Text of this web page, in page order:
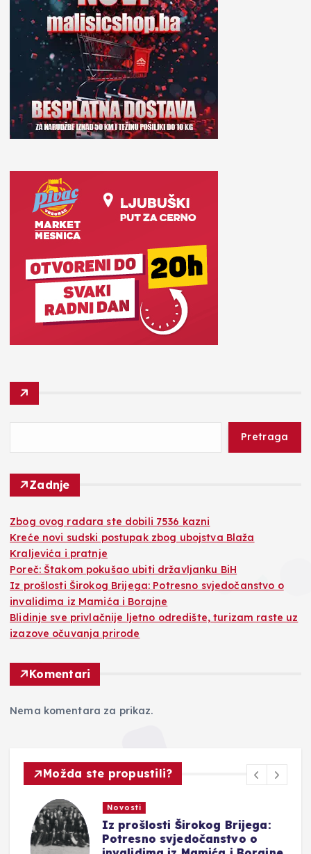
Pretraga
Zadnje
Zbog ovog radara ste dobili 7536 kazni
Kreće novi sudski postupak zbog ubojstva Blaža
Kraljevića i pratnje
Poreč: Štakom pokušao ubiti državljanku BiH
Iz prošlosti Širokog Brijega: Potresno svjedočanstvo o
invalidima iz Mamića i Borajne
Blidinje sve privlačnije ljetno odredište, turizam raste uz
izazove očuvanja prirode
Komentari
Nema komentara za prikaz.
Možda ste propustili?
Novosti
Iz prošlosti Širokog Brijega:
Potresno svjedočanstvo o